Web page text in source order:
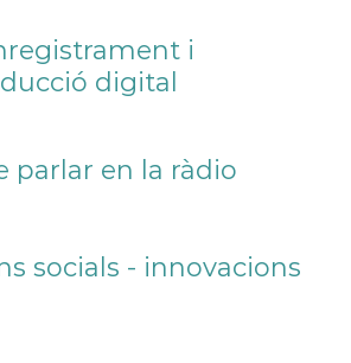
i
digital
parlar en la ràdio
socials - innovacions